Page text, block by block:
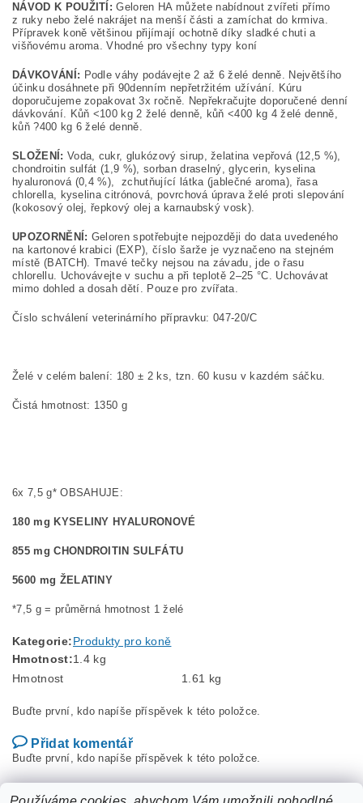
NÁVOD K POUŽITÍ: Geloren HA můžete nabídnout zvířeti přímo
z ruky nebo želé nakrájet na menší části a zamíchat do krmiva.
Přípravek koně většinou přijímají ochotně díky sladké chuti a
višňovému aroma. Vhodné pro všechny typy koní
DÁVKOVÁNÍ: Podle váhy podávejte 2 až 6 želé denně. Největšího
účinku dosáhnete při 90denním nepřetržitém užívání. Kúru
doporučujeme zopakovat 3x ročně. Nepřekračujte doporučené denní
dávkování. Kůň <100 kg 2 želé denně, kůň <400 kg 4 želé denně,
kůň ?400 kg 6 želé denně.
SLOŽENÍ: Voda, cukr, glukózový sirup, želatina vepřová (12,5 %),
chondroitin sulfát (1,9 %), sorban draselný, glycerin, kyselina
hyaluronová (0,4 %), zchutňující látka (jablečné aroma), řasa
chlorella, kyselina citrónová, povrchová úprava želé proti slepování
(kokosový olej, řepkový olej a karnaubský vosk).
UPOZORNĚNÍ: Geloren spotřebujte nejpozději do data uvedeného
na kartonové krabici (EXP), číslo šarže je vyznačeno na stejném
místě (BATCH). Tmavé tečky nejsou na závadu, jde o řasu
chlorellu. Uchovávejte v suchu a při teplotě 2–25 °C. Uchovávat
mimo dohled a dosah dětí. Pouze pro zvířata.
Číslo schválení veterinárního přípravku: 047-20/C
Želé v celém balení: 180 ± 2 ks, tzn. 60 kusu v kazdém sáčku.
Čistá hmotnost: 1350 g
6x 7,5 g* OBSAHUJE:
180 mg KYSELINY HYALURONOVÉ
855 mg CHONDROITIN SULFÁTU
5600 mg ŽELATINY
*7,5 g = průměrná hmotnost 1 želé
Kategorie:Produkty pro koně
Hmotnost:1.4 kg
Hmotnost
1.61 kg
Buďte první, kdo napíše příspěvek k této položce.
Přidat komentář
Buďte první, kdo napíše příspěvek k této položce.